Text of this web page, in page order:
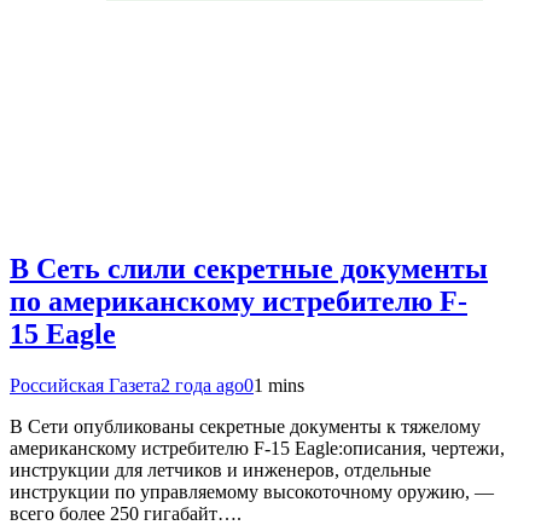
В Сеть слили секретные документы
по американскому истребителю F-
15 Eagle
Российская Газета2 года ago01 mins
В Сети опубликованы секретные документы к тяжелому
американскому истребителю F-15 Eagle:описания, чертежи,
инструкции для летчиков и инженеров, отдельные
инструкции по управляемому высокоточному оружию, —
всего более 250 гигабайт….